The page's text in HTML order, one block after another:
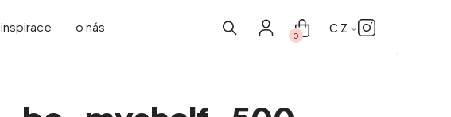
inspirace o nás
0
CZ